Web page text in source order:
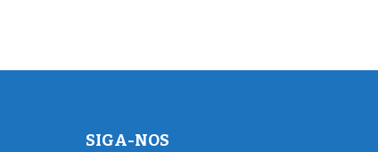
SIGA-NOS